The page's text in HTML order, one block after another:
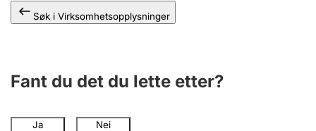
Søk i Virksomhetsopplysninger
Fant du det du lette etter?
Ja Nei